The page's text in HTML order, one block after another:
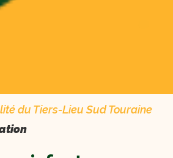
du Tiers-Lieu Sud Touraine